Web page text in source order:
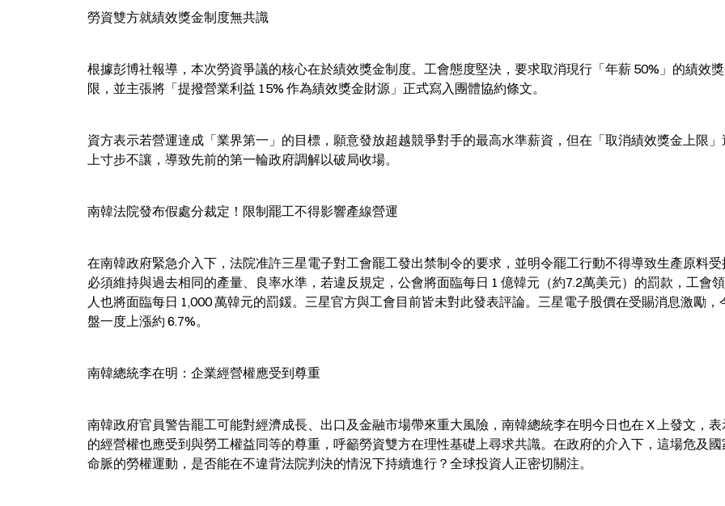
勞資雙方就績效獎金制度無共識
根據彭博社報導，本次勞資爭議的核心在於績效獎金制度。工會態度堅決，要求取消現行「年薪 50%」的績效
限，並主張將「提撥營業利益 15% 作為績效獎金財源」正式寫入團體協約條文。
資方表示若營運達成「業界第一」的目標，願意發放超越競爭對手的最高水準薪資，但在「取消績效獎金上限
上寸步不讓，導致先前的第一輪政府調解以破局收場。
南韓法院發布假處分裁定！限制罷工不得影響產線營運
在南韓政府緊急介入下，法院准許三星電子對工會罷工發出禁制令的要求，並明令罷工行動不得導致生產原料
必須維持與過去相同的產量、良率水準，若違反規定，公會將面臨每日 1 億韓元（約7.2萬美元）的罰款，工會
人也將面臨每日 1,000 萬韓元的罰鍰。三星官方與工會目前皆未對此發表評論。三星電子股價在受賜消息激勵，
盤一度上漲約 6.7%。
南韓總統李在明：企業經營權應受到尊重
南韓政府官員警告罷工可能對經濟成長、出口及金融市場帶來重大風險，南韓總統李在明今日也在 X 上發文，
的經營權也應受到與勞工權益同等的尊重，呼籲勞資雙方在理性基礎上尋求共識。在政府的介入下，這場危及
命脈的勞權運動，是否能在不違背法院判決的情況下持續進行？全球投資人正密切關注。